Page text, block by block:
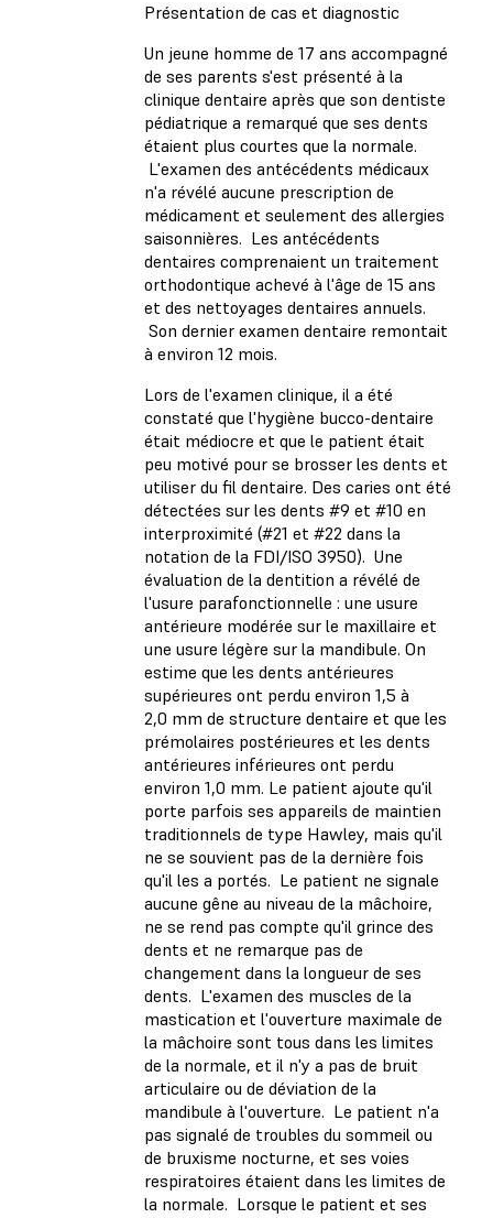
Présentation de cas et diagnostic
Un jeune homme de 17 ans accompagné
de ses parents s'est présenté à la
clinique dentaire après que son dentiste
pédiatrique a remarqué que ses dents
étaient plus courtes que la normale.
L'examen des antécédents médicaux
n'a révélé aucune prescription de
médicament et seulement des allergies
saisonnières. Les antécédents
dentaires comprenaient un traitement
orthodontique achevé à l'âge de 15 ans
et des nettoyages dentaires annuels.
Son dernier examen dentaire remontait
à environ 12 mois.
Lors de l'examen clinique, il a été
constaté que l'hygiène bucco-dentaire
était médiocre et que le patient était
peu motivé pour se brosser les dents et
utiliser du fil dentaire. Des caries ont été
détectées sur les dents #9 et #10 en
interproximité (#21 et #22 dans la
notation de la FDI/ISO 3950). Une
évaluation de la dentition a révélé de
l'usure parafonctionnelle : une usure
antérieure modérée sur le maxillaire et
une usure légère sur la mandibule. On
estime que les dents antérieures
supérieures ont perdu environ 1,5 à
2,0 mm de structure dentaire et que les
prémolaires postérieures et les dents
antérieures inférieures ont perdu
environ 1,0 mm. Le patient ajoute qu'il
porte parfois ses appareils de maintien
traditionnels de type Hawley, mais qu'il
ne se souvient pas de la dernière fois
qu'il les a portés. Le patient ne signale
aucune gêne au niveau de la mâchoire,
ne se rend pas compte qu'il grince des
dents et ne remarque pas de
changement dans la longueur de ses
dents. L'examen des muscles de la
mastication et l'ouverture maximale de
la mâchoire sont tous dans les limites
de la normale, et il n'y a pas de bruit
articulaire ou de déviation de la
mandibule à l'ouverture. Le patient n'a
pas signalé de troubles du sommeil ou
de bruxisme nocturne, et ses voies
respiratoires étaient dans les limites de
la normale. Lorsque le patient et ses